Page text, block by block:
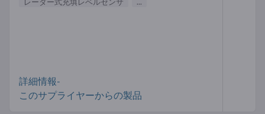
詳細情報-
このサプライヤーからの製品